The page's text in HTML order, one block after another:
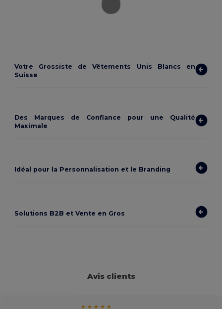
Votre Grossiste de Vêtements Unis Blancs en
Suisse
Des Marques de Confiance pour une Qualité
Maximale
Idéal pour la Personnalisation et le Branding
Solutions B2B et Vente en Gros
Avis clients
★ ★ ★ ★ ★